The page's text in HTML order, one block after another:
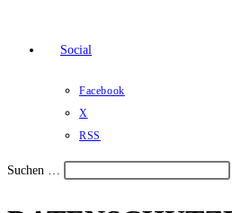
Social
Facebook
X
RSS
Suchen …